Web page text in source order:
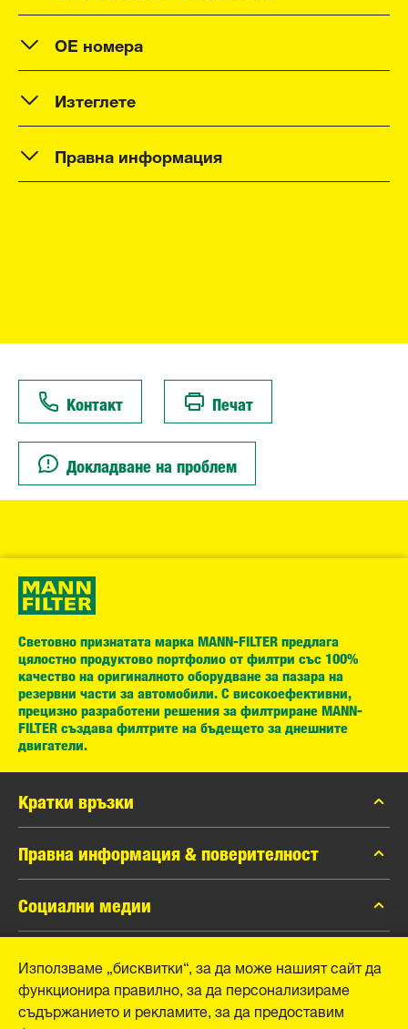
OE номера
Изтеглете
Правна информация
Контакт Печат
Докладване на проблем
Световно признатата марка MANN-FILTER предлага
цялостно продуктово портфолио от филтри със 100%
качество на оригиналното оборудване за пазара на
резервни части за автомобили. С високоефективни,
прецизно разработени решения за филтриране MANN-
FILTER създава филтрите на бъдещето за днешните
двигатели.
Кратки връзки
каталог MANN-FILTER
Контакти
Правна информация & поверителност
Защита на личните данни
Официално уведомление
Отпечатък
Социални медии
Instagram
YouTube
MANN+HUMMEL GmbH
Използваме „бисквитки“, за да може нашият сайт да
функционира правилно, за да персонализираме
съдържанието и рекламите, за да предоставим